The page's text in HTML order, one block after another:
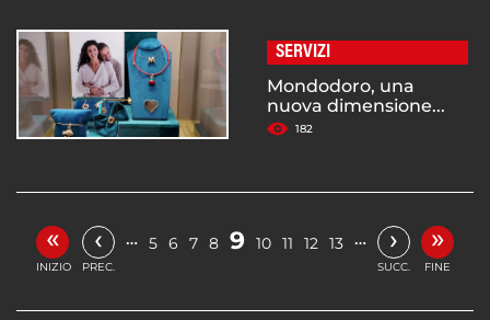
SERVIZI
Mondodoro, una
nuova dimensione...
182
«
INIZIO
‹
PREC.
… 5 6 7 8 9 10 11 12 13 … ›
SUCC.
»
FINE